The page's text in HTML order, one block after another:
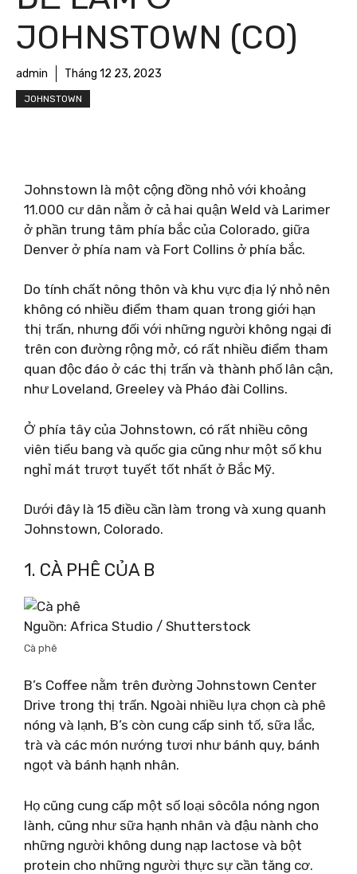
JOHNSTOWN (CO)
admin Tháng 12 23, 2023
JOHNSTOWN
Johnstown là một cộng đồng nhỏ với khoảng
11.000 cư dân nằm ở cả hai quận Weld và Larimer
ở ​​phần trung tâm phía bắc của Colorado, giữa
Denver ở phía nam và Fort Collins ở phía bắc.
Do tính chất nông thôn và khu vực địa lý nhỏ nên
không có nhiều điểm tham quan trong giới hạn
thị trấn, nhưng đối với những người không ngại đi
trên con đường rộng mở, có rất nhiều điểm tham
quan độc đáo ở các thị trấn và thành phố lân cận,
như Loveland, Greeley và Pháo đài Collins.
Ở phía tây của Johnstown, có rất nhiều công
viên tiểu bang và quốc gia cũng như một số khu
nghỉ mát trượt tuyết tốt nhất ở Bắc Mỹ.
Dưới đây là 15 điều cần làm trong và xung quanh
Johnstown, Colorado.
1. CÀ PHÊ CỦA B
Nguồn: Africa Studio / Shutterstock
Cà phê
B’s Coffee nằm trên đường Johnstown Center
Drive trong thị trấn. Ngoài nhiều lựa chọn cà phê
nóng và lạnh, B’s còn cung cấp sinh tố, sữa lắc,
trà và các món nướng tươi như bánh quy, bánh
ngọt và bánh hạnh nhân.
Họ cũng cung cấp một số loại sôcôla nóng ngon
lành, cũng như sữa hạnh nhân và đậu nành cho
những người không dung nạp lactose và bột
protein cho những người thực sự cần tăng cơ.